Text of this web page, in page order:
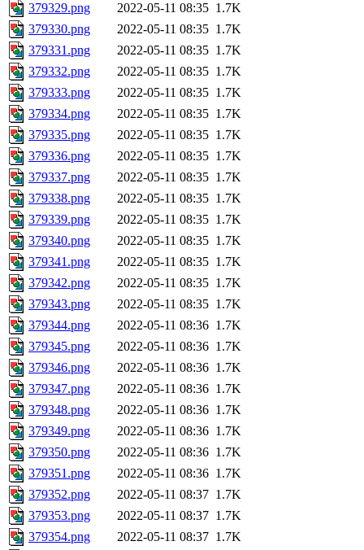
379329.png
2022-05-11 08:35 1.7K
379330.png
2022-05-11 08:35 1.7K
379331.png
2022-05-11 08:35 1.7K
379332.png
2022-05-11 08:35 1.7K
379333.png
2022-05-11 08:35 1.7K
379334.png
2022-05-11 08:35 1.7K
379335.png
2022-05-11 08:35 1.7K
379336.png
2022-05-11 08:35 1.7K
379337.png
2022-05-11 08:35 1.7K
379338.png
2022-05-11 08:35 1.7K
379339.png
2022-05-11 08:35 1.7K
379340.png
2022-05-11 08:35 1.7K
379341.png
2022-05-11 08:35 1.7K
379342.png
2022-05-11 08:35 1.7K
379343.png
2022-05-11 08:35 1.7K
379344.png
2022-05-11 08:36 1.7K
379345.png
2022-05-11 08:36 1.7K
379346.png
2022-05-11 08:36 1.7K
379347.png
2022-05-11 08:36 1.7K
379348.png
2022-05-11 08:36 1.7K
379349.png
2022-05-11 08:36 1.7K
379350.png
2022-05-11 08:36 1.7K
379351.png
2022-05-11 08:36 1.7K
379352.png
2022-05-11 08:37 1.7K
379353.png
2022-05-11 08:37 1.7K
379354.png
2022-05-11 08:37 1.7K